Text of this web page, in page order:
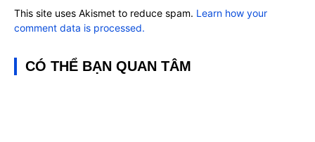
This site uses Akismet to reduce spam. Learn how your
comment data is processed.
CÓ THỂ BẠN QUAN TÂM